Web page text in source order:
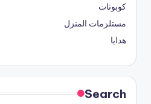
كوبونات
مستلزمات المنزل
هدايا
Search